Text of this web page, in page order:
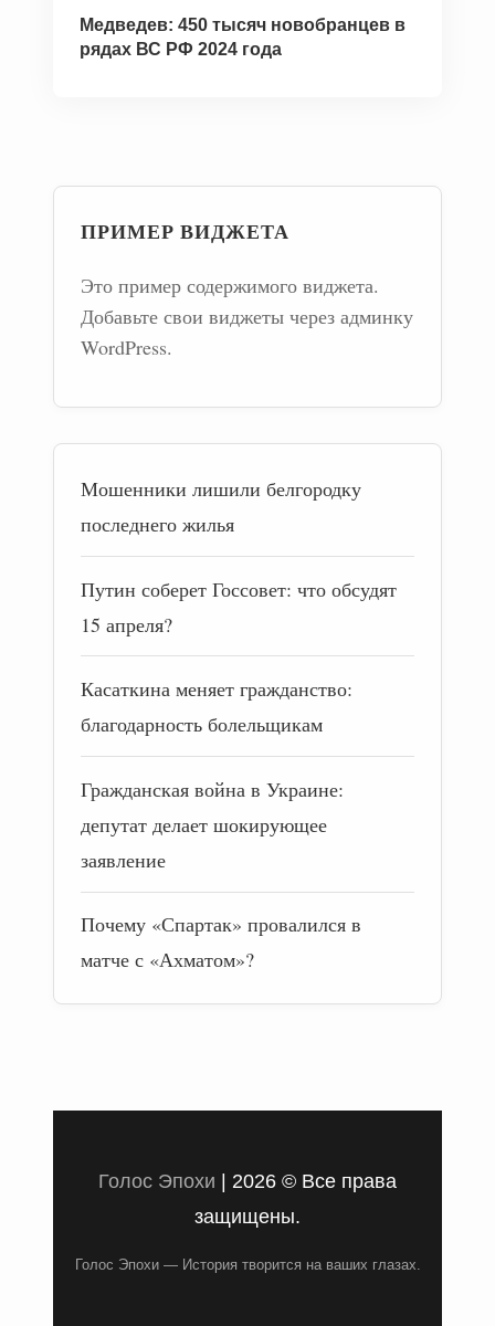
Медведев: 450 тысяч новобранцев в
рядах ВС РФ 2024 года
ПРИМЕР ВИДЖЕТА
Это пример содержимого виджета.
Добавьте свои виджеты через админку
WordPress.
Мошенники лишили белгородку
последнего жилья
Путин соберет Госсовет: что обсудят
15 апреля?
Касаткина меняет гражданство:
благодарность болельщикам
Гражданская война в Украине:
депутат делает шокирующее
заявление
Почему «Спартак» провалился в
матче с «Ахматом»?
Голос Эпохи
2026 © Все права
защищены.
Голос Эпохи — История творится на ваших глазах.